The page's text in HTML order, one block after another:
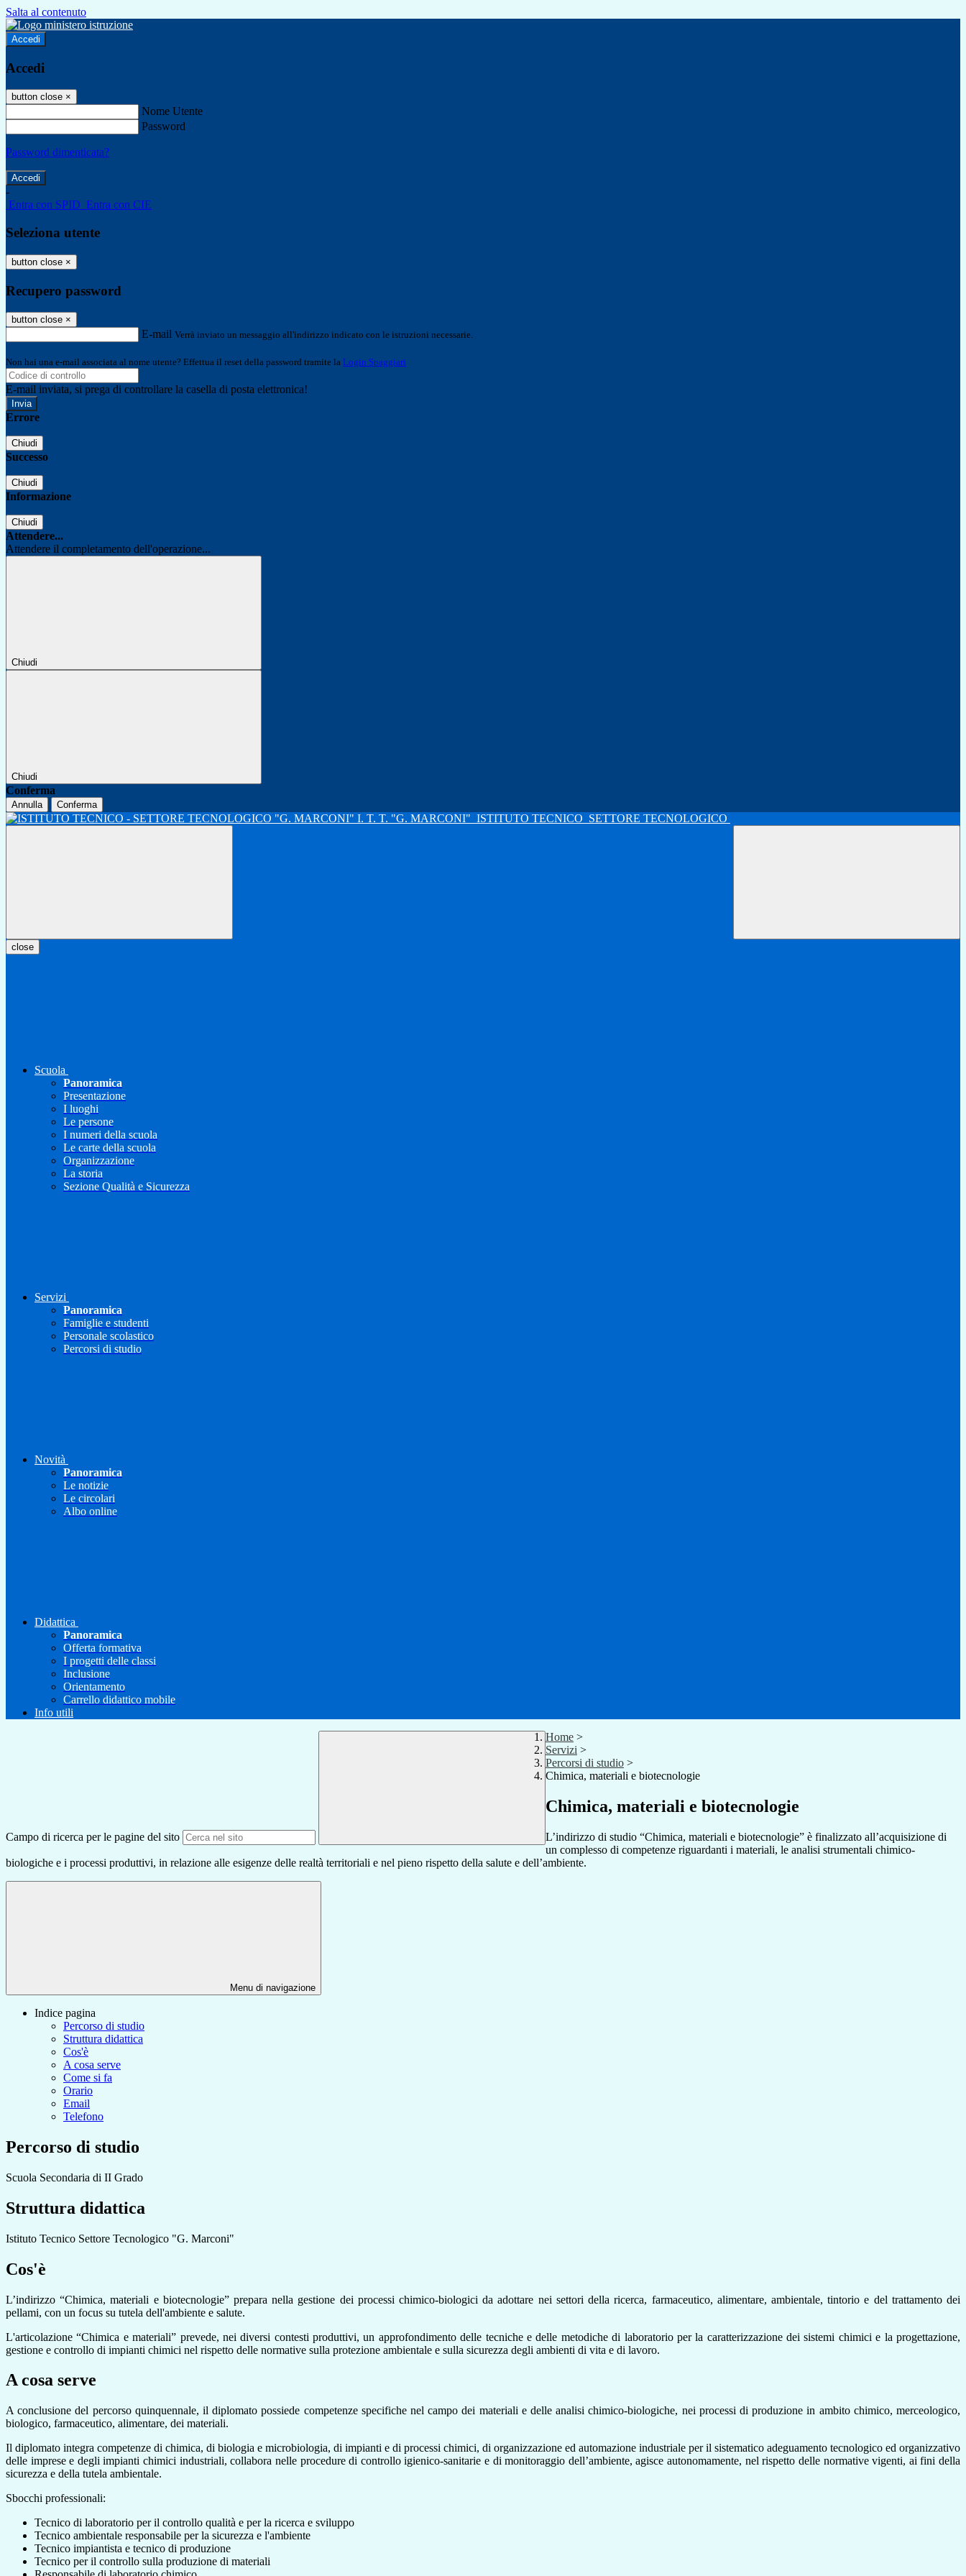
Salta al contenuto
Accedi
Accedi
button close ×
Nome Utente
Password
Password dimenticata?
-
Entra con SPID Entra con CIE
Seleziona utente
button close ×
Recupero password
button close ×
E-mail Verrà inviato un messaggio all'indirizzo indicato con le istruzioni necessarie.
Non hai una e-mail associata al nome utente? Effettua il reset della password tramite la Login Spaggiari
E-mail inviata, si prega di controllare la casella di posta elettronica!
Errore
Chiudi
Successo
Chiudi
Informazione
Chiudi
Attendere...
Attendere il completamento dell'operazione...
Chiudi
Chiudi
Conferma
Annulla Conferma
I. T. T. "G. MARCONI" ISTITUTO TECNICO SETTORE TECNOLOGICO
close
Scuola
Panoramica
Presentazione
I luoghi
Le persone
I numeri della scuola
Le carte della scuola
Organizzazione
La storia
Sezione Qualità e Sicurezza
Servizi
Panoramica
Famiglie e studenti
Personale scolastico
Percorsi di studio
Novità
Panoramica
Le notizie
Le circolari
Albo online
Didattica
Panoramica
Offerta formativa
I progetti delle classi
Inclusione
Orientamento
Carrello didattico mobile
Info utili
Campo di ricerca per le pagine del sito
Home >
Servizi >
Percorsi di studio >
Chimica, materiali e biotecnologie
Chimica, materiali e biotecnologie
L’indirizzo di studio “Chimica, materiali e biotecnologie” è finalizzato all’acquisizione di
un complesso di competenze riguardanti i materiali, le analisi strumentali chimico-
biologiche e i processi produttivi, in relazione alle esigenze delle realtà territoriali e nel pieno rispetto della salute e dell’ambiente.
Menu di navigazione
Indice pagina
Percorso di studio
Struttura didattica
Cos'è
A cosa serve
Come si fa
Orario
Email
Telefono
Percorso di studio
Scuola Secondaria di II Grado
Struttura didattica
Istituto Tecnico Settore Tecnologico "G. Marconi"
Cos'è
L’indirizzo “Chimica, materiali e biotecnologie” prepara nella gestione dei processi chimico-biologici da adottare nei settori della ricerca, farmaceutico, alimentare, ambientale, tintorio e del trattamento dei
pellami, con un focus su tutela dell'ambiente e salute.
L'articolazione “Chimica e materiali” prevede, nei diversi contesti produttivi, un approfondimento delle tecniche e delle metodiche di laboratorio per la caratterizzazione dei sistemi chimici e la progettazione,
gestione e controllo di impianti chimici nel rispetto delle normative sulla protezione ambientale e sulla sicurezza degli ambienti di vita e di lavoro.
A cosa serve
A conclusione del percorso quinquennale, il diplomato possiede competenze specifiche nel campo dei materiali e delle analisi chimico-biologiche, nei processi di produzione in ambito chimico, merceologico,
biologico, farmaceutico, alimentare, dei materiali.
Il diplomato integra competenze di chimica, di biologia e microbiologia, di impianti e di processi chimici, di organizzazione ed automazione industriale per il sistematico adeguamento tecnologico ed organizzativo
delle imprese e degli impianti chimici industriali, collabora nelle procedure di controllo igienico-sanitarie e di monitoraggio dell’ambiente,agisce autonomamente, nel rispetto delle normative vigenti, ai fini della
sicurezza e della tutela ambientale.
Sbocchi professionali:
Tecnico di laboratorio per il controllo qualità e per la ricerca e sviluppo
Tecnico ambientale responsabile per la sicurezza e l'ambiente
Tecnico impiantista e tecnico di produzione
Tecnico per il controllo sulla produzione di materiali